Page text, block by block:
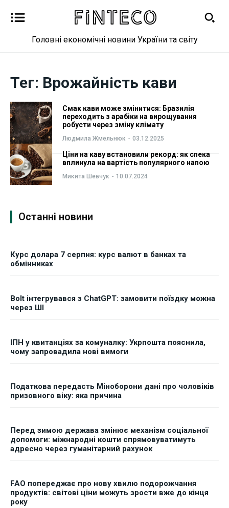
Бізнес
Фінанси
Валютний ринок
Криптовалюта
Робота і освіта
Публікації
Курс валют
Ми в соц. мережах
Бізнес
Фінанси
Валютний ринок
Криптовалюта
Робота і освіта
Публікації
Курс валют
Ми в соц. мережах
Головні економічні новини України та світу
Тег: Врожайність кави
Смак кави може змінитися: Бразилія
переходить з арабіки на вирощування
робусти через зміну клімату
Людмила Жмельнюк - 03.12.2025
Ціни на каву встановили рекорд: як спека
вплинула на вартість популярного напою
Микита Шевчук - 10.07.2024
Останні новини
Курс долара 7 серпня: курс валют в банках та
обмінниках
Bolt інтегрувався з ChatGPT: замовити поїздку можна
через ШІ
ІПН у квитанціях за комуналку: Укрпошта пояснила,
чому запровадила нові вимоги
Податкова передасть Міноборони дані про чоловіків
призовного віку: яка причина
Перед зимою держава змінює механізм соціальної
допомоги: міжнародні кошти спрямовуватимуть
адресно через гуманітарний рахунок
FAO попереджає про нову хвилю подорожчання
продуктів: світові ціни можуть зрости вже до кінця
року